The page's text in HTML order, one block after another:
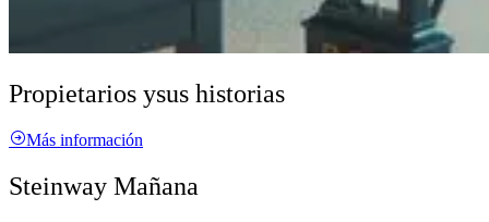
Propietarios ysus historias
Más información
Steinway Mañana